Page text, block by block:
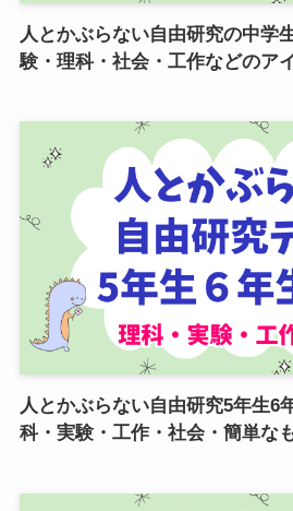
人とかぶらない自由研究の中学
験・理科・社会・工作などのア
人とかぶらない自由研究5年生6
科・実験・工作・社会・簡単な